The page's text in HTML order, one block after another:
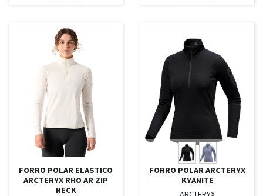
FORRO POLAR ELASTICO
ARCTERYX RHO AR ZIP
NECK
FORRO POLAR ARCTERYX
KYANITE